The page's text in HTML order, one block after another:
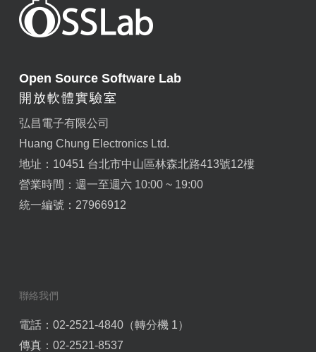
Open Source Software Lab
開放軟體實驗室
弘昌電子有限公司
Huang Chung Electronics Ltd.
地址：10451 台北市中山區林森北路413號12樓
營業時間：週一至週六 10:00 ~ 19:00
統一編號：27966912
聯絡我們
電話：02-2521-4840（轉分機 1）
傳真：02-2521-8537